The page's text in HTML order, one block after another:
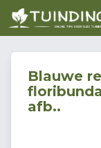
Blauwe
afb..